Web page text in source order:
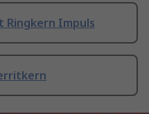
Ringkern Impuls